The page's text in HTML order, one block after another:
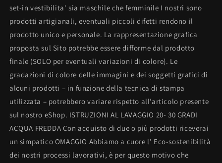
set-in vestibilita' sia maschile che femminile I nostri sono
prodotti artigianali, eventuali piccoli difetti rendono il
prodotto unico e personale. La rappresentazione grafica
proposta sul Sito potrebbe essere difforme dal prodotto
finale (SOLO per eventuali variazioni di colore). Le
gradazioni di colore delle immagini e dei soggetti grafici di
alcuni prodotti – in funzione della tecnica di stampa
utilizzata – potrebbero variare rispetto all’articolo presente
sul nostro eShop. ISTRUZIONI AL LAVAGGIO 20- 30 GRADI
ACQUA FREDDA Con acquisto di due o più prodotti riceverai
un simpatico OMAGGIO Abbiamo a cuore l' Eco-sostenibilità
dei nostri processi lavorativi, è per questo motivo che